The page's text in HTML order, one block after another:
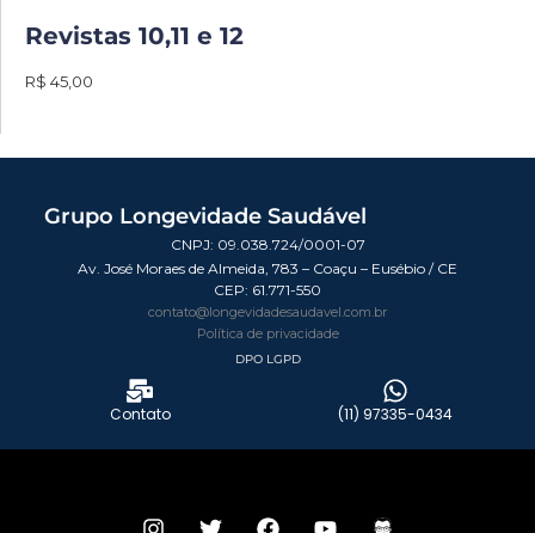
Revistas 10,11 e 12
R$ 45,00
Grupo Longevidade Saudável
CNPJ: 09.038.724/0001-07
Av. José Moraes de Almeida, 783 – Coaçu – Eusébio / CE
CEP: 61.771-550
contato@longevidadesaudavel.com.br
Política de privacidade
DPO LGPD
Contato (11) 97335-0434